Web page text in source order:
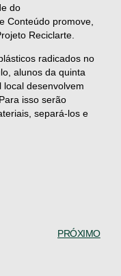
do
Conteúdo promove,
Reciclarte.
radicados no
alunos da quinta
local desenvolvem
isso serão
separá-los e
PRÓXIMO